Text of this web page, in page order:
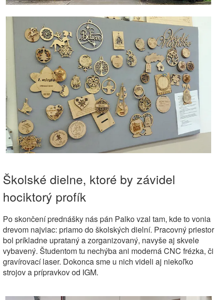
Školské dielne, ktoré by závidel
hociktorý profík
Po skončení prednášky nás pán Palko vzal tam, kde to vonia
drevom najviac: priamo do školských dielní. Pracovný priestor
bol príkladne uprataný a zorganizovaný, navyše aj skvele
vybavený. Študentom tu nechýba ani moderná CNC frézka, či
gravírovací laser. Dokonca sme u nich videli aj niekoľko
strojov a prípravkov od IGM.